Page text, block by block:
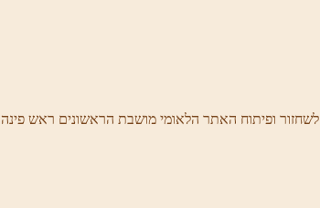
ופיתוח האתר הלאומי מושבת הראשונים ראש פינה